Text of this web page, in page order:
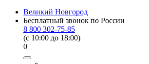
Великий Новгород
Бесплатный звонок по России
8 800 302-75-85
(c 10:00 до 18:00)
0